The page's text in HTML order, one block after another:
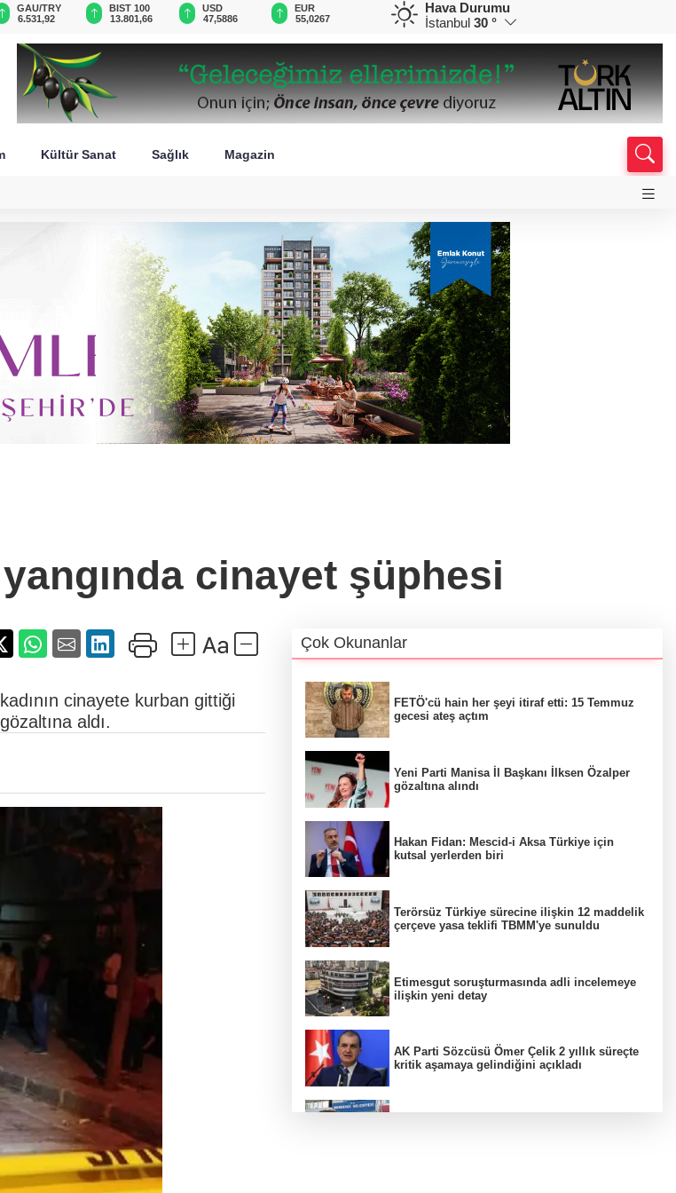
GAU/TRY
6.531,92
BIST 100
13.801,66
USD
47,5886
EUR
55,0267
GBP
64,1855
CHF
58,7479
Hava Durumu
İstanbul 30 °
Kültür Sanat Sağlık Magazin
cinayet şüphesi
cinayete kurban gittiği
aldı.
Çok Okunanlar
FETÖ'cü hain her şeyi itiraf etti: 15 Temmuz
gecesi ateş açtım
Yeni Parti Manisa İl Başkanı İlksen Özalper
gözaltına alındı
Hakan Fidan: Mescid-i Aksa Türkiye için
kutsal yerlerden biri
Terörsüz Türkiye sürecine ilişkin 12 maddelik
çerçeve yasa teklifi TBMM'ye sunuldu
Etimesgut soruşturmasında adli incelemeye
ilişkin yeni detay
AK Parti Sözcüsü Ömer Çelik 2 yıllık süreçte
kritik aşamaya gelindiğini açıkladı